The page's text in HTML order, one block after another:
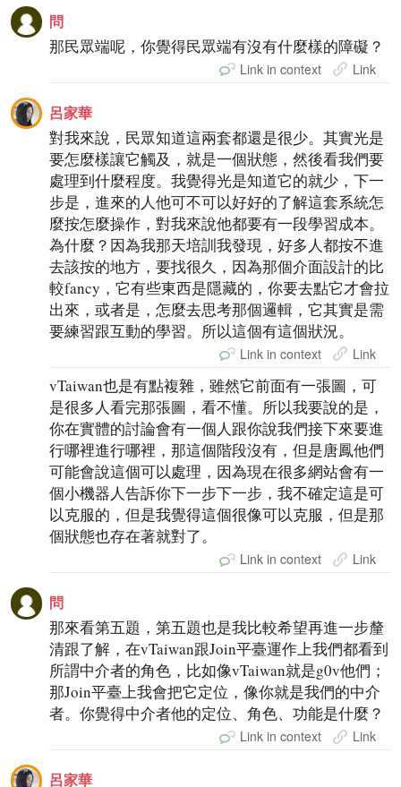
問
那民眾端呢，你覺得民眾端有沒有什麼樣的障礙？
Link in context Link
呂家華
對我來說，民眾知道這兩套都還是很少。其實光是
要怎麼樣讓它觸及，就是一個狀態，然後看我們要
處理到什麼程度。我覺得光是知道它的就少，下一
步是，進來的人他可不可以好好的了解這套系統怎
麼按怎麼操作，對我來說他都要有一段學習成本。
為什麼？因為我那天培訓我發現，好多人都按不進
去該按的地方，要找很久，因為那個介面設計的比
較fancy，它有些東西是隱藏的，你要去點它才會拉
出來，或者是，怎麼去思考那個邏輯，它其實是需
要練習跟互動的學習。所以這個有這個狀況。
Link in context Link
vTaiwan也是有點複雜，雖然它前面有一張圖，可
是很多人看完那張圖，看不懂。所以我要說的是，
你在實體的討論會有一個人跟你說我們接下來要進
行哪裡進行哪裡，那這個階段沒有，但是唐鳳他們
可能會說這個可以處理，因為現在很多網站會有一
個小機器人告訴你下一步下一步，我不確定這是可
以克服的，但是我覺得這個很像可以克服，但是那
個狀態也存在著就對了。
Link in context Link
問
那來看第五題，第五題也是我比較希望再進一步釐
清跟了解，在vTaiwan跟Join平臺運作上我們都看到
所謂中介者的角色，比如像vTaiwan就是g0v他們；
那Join平臺上我會把它定位，像你就是我們的中介
者。你覺得中介者他的定位、角色、功能是什麼？
Link in context Link
呂家華